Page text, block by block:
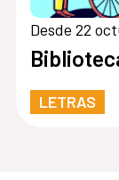
Desde 22
LETRAS